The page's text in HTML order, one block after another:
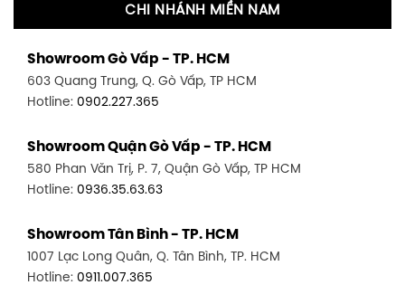
CHI NHÁNH MIỀN NAM
Showroom Gò Vấp - TP. HCM
603 Quang Trung, Q. Gò Vấp, TP HCM
Hotline: 0902.227.365
Showroom Quận Gò Vấp - TP. HCM
580 Phan Văn Trị, P. 7, Quận Gò Vấp, TP HCM
Hotline: 0936.35.63.63
Showroom Tân Bình - TP. HCM
1007 Lạc Long Quân, Q. Tân Bình, TP. HCM
Hotline: 0911.007.365